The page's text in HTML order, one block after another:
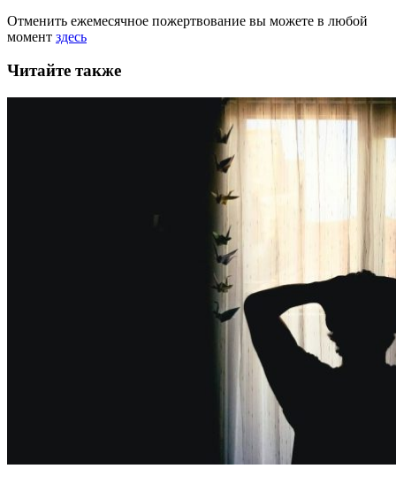
Отменить ежемесячное пожертвование вы можете в любой
момент здесь
Читайте также